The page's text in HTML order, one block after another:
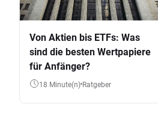
Von Aktien bis ETFs: Was
sind die besten Wertpapiere
für Anfänger?
18 Minute(n) Ratgeber